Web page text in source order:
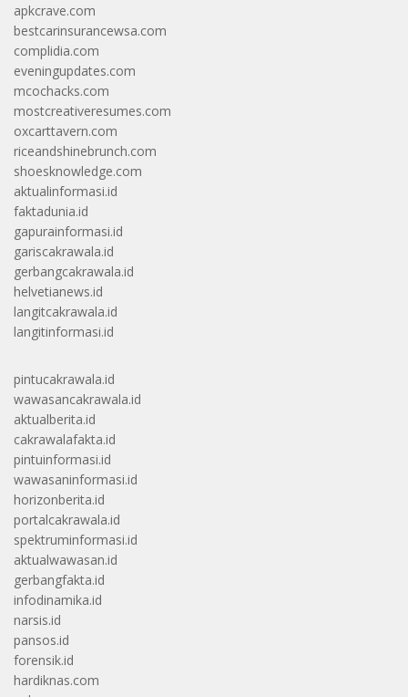
apkcrave.com
bestcarinsurancewsa.com
complidia.com
eveningupdates.com
mcochacks.com
mostcreativeresumes.com
oxcarttavern.com
riceandshinebrunch.com
shoesknowledge.com
aktualinformasi.id
faktadunia.id
gapurainformasi.id
gariscakrawala.id
gerbangcakrawala.id
helvetianews.id
langitcakrawala.id
langitinformasi.id
pintucakrawala.id
wawasancakrawala.id
aktualberita.id
cakrawalafakta.id
pintuinformasi.id
wawasaninformasi.id
horizonberita.id
portalcakrawala.id
spektruminformasi.id
aktualwawasan.id
gerbangfakta.id
infodinamika.id
narsis.id
pansos.id
forensik.id
hardiknas.com